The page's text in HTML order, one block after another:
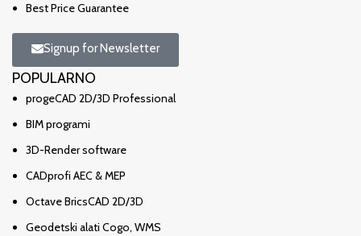
Best Price Guarantee
Signup for Newsletter
POPULARNO
progeCAD 2D/3D Professional
BIM programi
3D-Render software
CADprofi AEC & MEP
Octave BricsCAD 2D/3D
Geodetski alati Cogo, WMS